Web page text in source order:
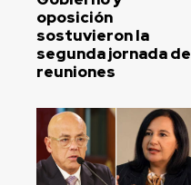
oposición
sostuvieron la
segunda jornada de
reuniones